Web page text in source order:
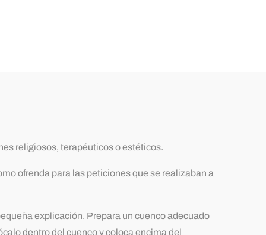
religiosos, terapéuticos o estéticos.
ofrenda para las peticiones que se realizaban a
explicación. Prepara un cuenco adecuado
dentro del cuenco y coloca encima del